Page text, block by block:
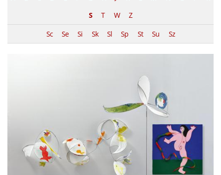
S
T W
Z
Sc
Se Si Sk Sl Sp St Su Sz